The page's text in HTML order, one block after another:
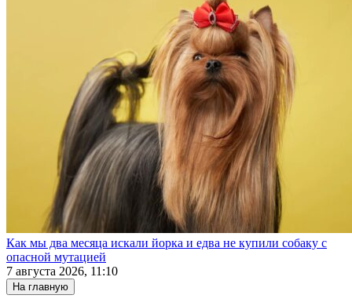
Как мы два месяца искали йорка и едва не купили собаку с
опасной мутацией
7 августа 2026, 11:10
На главную